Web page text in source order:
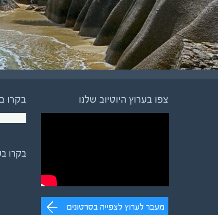
צפו בערוץ היוטיוב שלנו
מעבר לערוץ לצפייה בסרטונים
בקרו
בקרו